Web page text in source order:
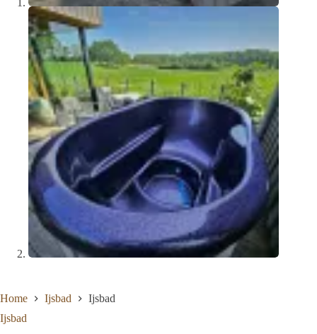
Home Ijsbad
Ijsbad
Ijsbad